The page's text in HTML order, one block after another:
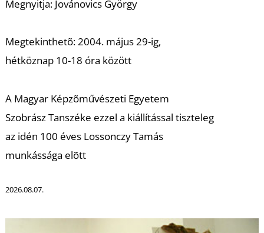
Megnyitja:Jovánovics György
Megtekinthetõ:2004. május 29-ig,
hétköznap 10-18 óra között
A Magyar Képzõművészeti Egyetem
Szobrász Tanszéke ezzel a kiállítással tiszteleg
az idén 100 éves Lossonczy Tamás
munkássága elõtt
2026.08.07.